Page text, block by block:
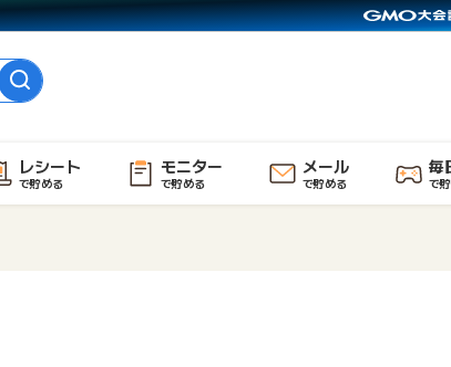
レシート
で貯める
モニター
で貯める
メール
で貯める
毎
で